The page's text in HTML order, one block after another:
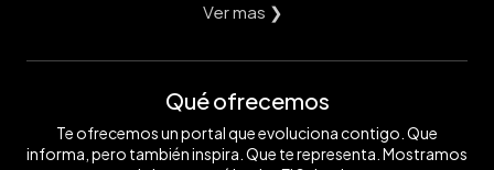
Ver mas ❯
Qué ofrecemos
Te ofrecemos un portal que evoluciona contigo. Que
informa, pero también inspira. Que te representa. Mostramos